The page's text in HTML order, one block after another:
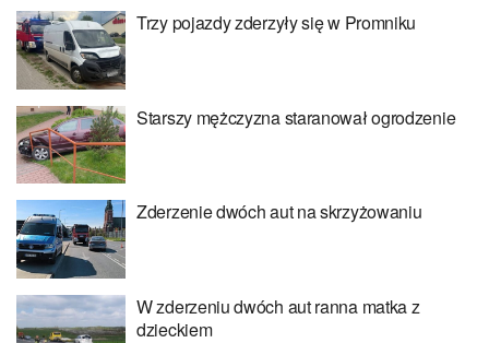
Trzy pojazdy zderzyły się w Promniku
Starszy mężczyzna staranował ogrodzenie
Zderzenie dwóch aut na skrzyżowaniu
W zderzeniu dwóch aut ranna matka z
dzieckiem